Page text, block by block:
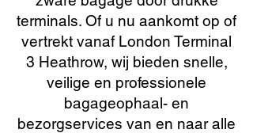
terminals. Of u nu aankomt op of
vertrekt vanaf London Terminal
3 Heathrow, wij bieden snelle,
veilige en professionele
bagageophaal- en
bezorgservices van en naar alle